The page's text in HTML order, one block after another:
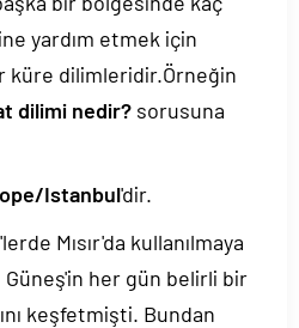
yardım etmek için
küre dilimleridir.Örneğin
dilimi nedir? sorusuna
Istanbul'dir.
Mısır'da kullanılmaya
Güneş'in her gün belirli bir
keşfetmişti. Bundan